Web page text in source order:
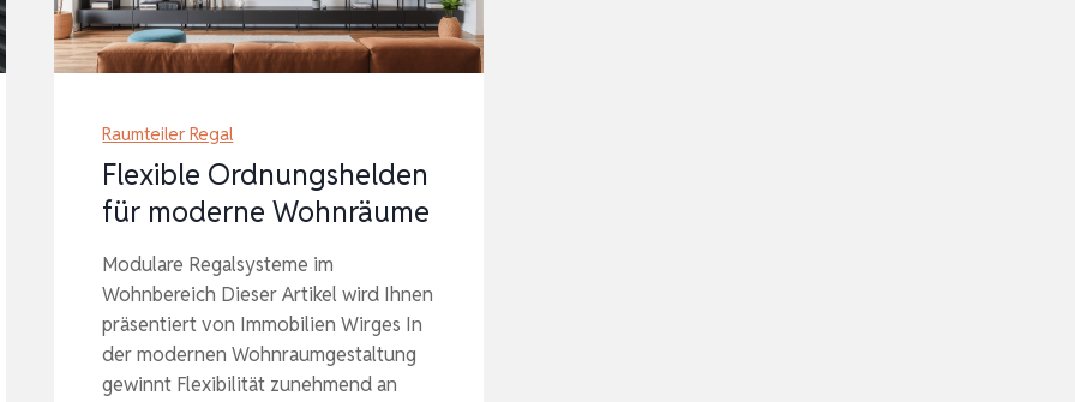
Raumteiler Regal
Flexible Ordnungshelden
für moderne Wohnräume
Modulare Regalsysteme im
Wohnbereich Dieser Artikel wird Ihnen
präsentiert von Immobilien Wirges In
der modernen Wohnraumgestaltung
gewinnt Flexibilität zunehmend an